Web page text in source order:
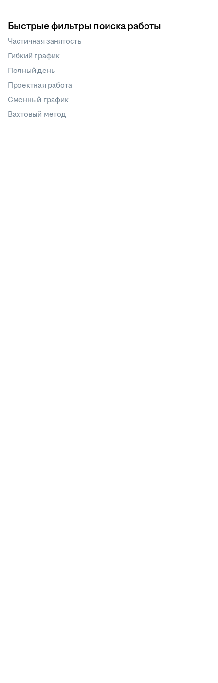
Быстрые фильтры поиска работы
Частичная занятость
Гибкий график
Полный день
Проектная работа
Сменный график
Вахтовый метод